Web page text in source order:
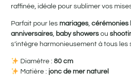
raffinée, idéale pour sublimer vos
Parfait pour les mariages,cérémonies
anniversaires, baby showers ou
s’intègre harmonieusement à tous les
Diamètre :80 cm
Matière : jonc de mer naturel